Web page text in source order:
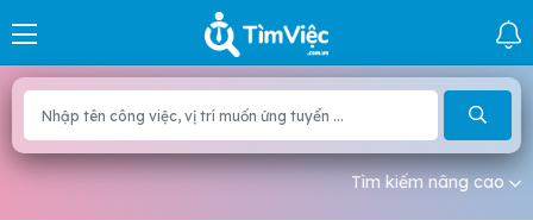
Tìm kiếm nâng cao